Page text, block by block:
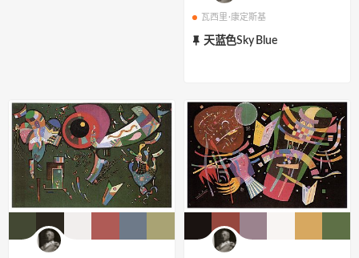
瓦西里·康定斯基
天蓝色Sky Blue